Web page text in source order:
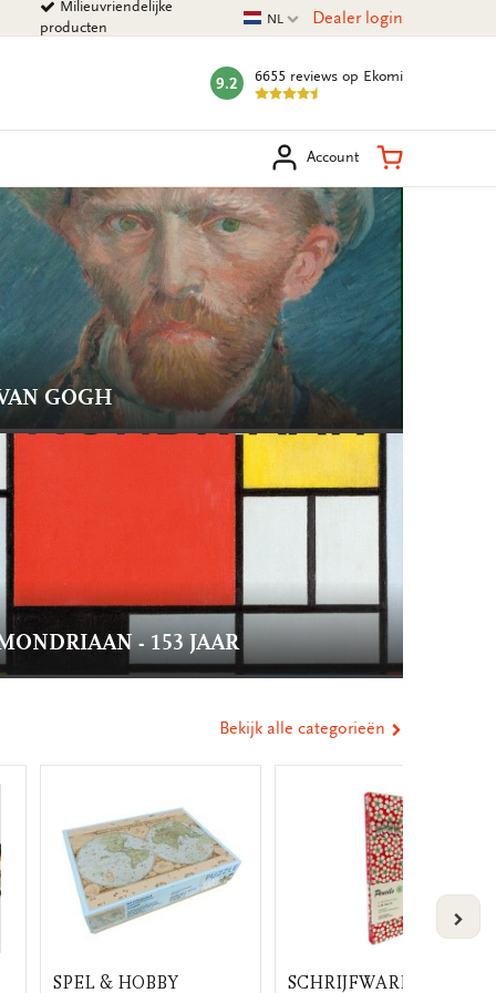
Milieuvriendelijke
producten
Huidige taal
NL Dealer login
mark:
9.2 6655 reviews op Ekomi
Account Winkelmand
GOGH
- 153 JAAR
Bekijk alle categorieën
SPEL & HOBBY SCHRIJFWAREN